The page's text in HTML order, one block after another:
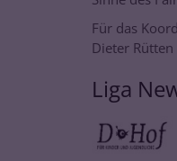
Für das
Dieter Rütten
Liga